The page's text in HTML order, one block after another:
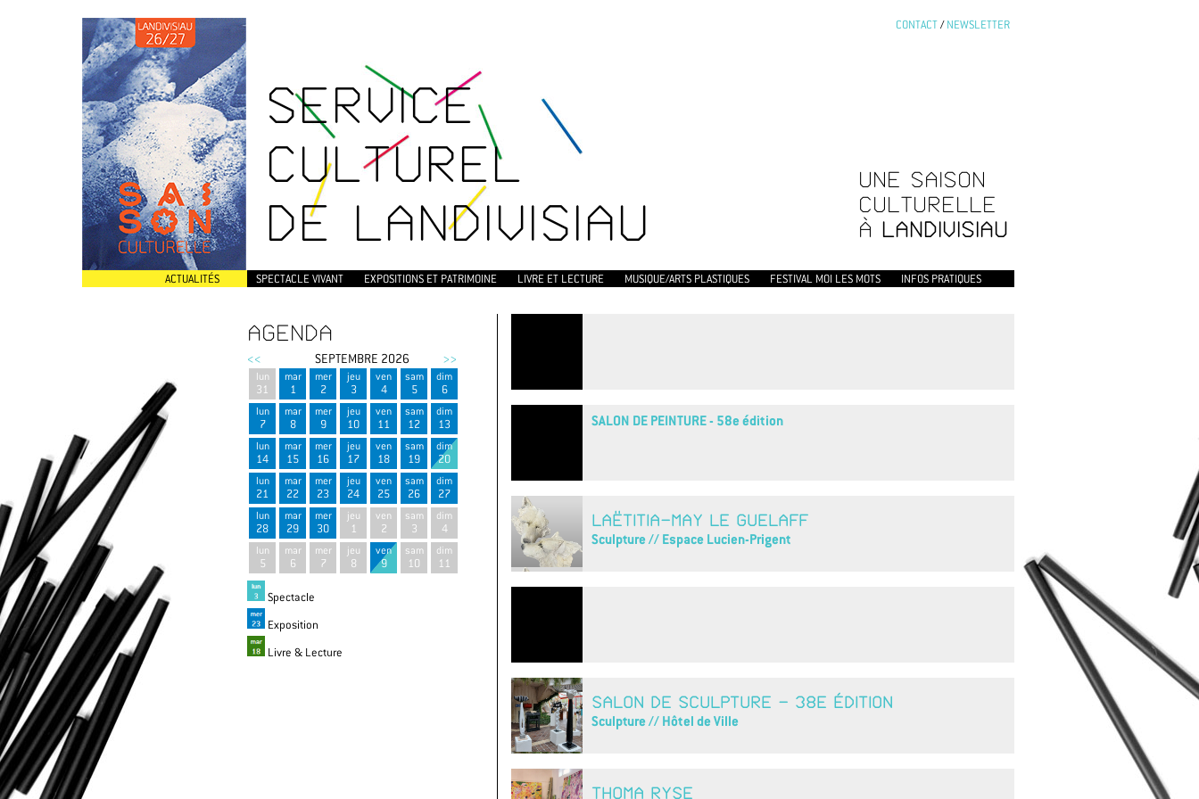
CONTACT / NEWSLETTER
SERVICE
CULTUREL
DE LANDIVISIAU
UNE SAISON
CULTURELLE
À LANDIVISIAU
ACTUALITÉS SPECTACLE VIVANT EXPOSITIONS ET PATRIMOINE LIVRE ET LECTURE MUSIQUE/ARTS PLASTIQUES FESTIVAL MOI LES MOTS INFOS PRATIQUES
AGENDA
<< SEPTEMBRE 2026 >>
lun
31
mar
1
mer
2
jeu
3
ven
4
sam
5
dim
6
lun
7
mar
8
mer
9
jeu
10
ven
11
sam
12
dim
13
lun
14
mar
15
mer
16
jeu
17
ven
18
sam
19
dim
20
lun
21
mar
22
mer
23
jeu
24
ven
25
sam
26
dim
27
lun
28
mar
29
mer
30
jeu
1
ven
2
sam
3
dim
4
lun
5
mar
6
mer
7
jeu
8
ven
9
sam
10
dim
11
Spectacle
Exposition
Livre & Lecture
SALON DE PEINTURE - 58e édition
LAËTITIA-MAY LE GUELAFF
Sculpture // Espace Lucien-Prigent
SALON DE SCULPTURE - 38E ÉDITION
Sculpture // Hôtel de Ville
THOMA RYSE